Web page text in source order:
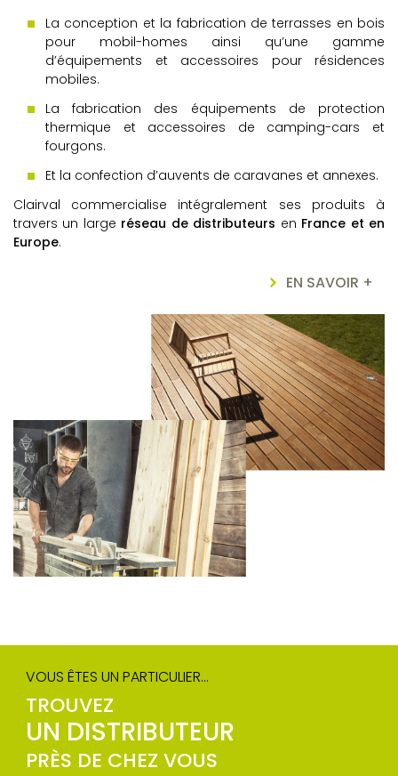
La conception et la fabrication de terrasses en bois
pour mobil-homes ainsi qu’une gamme
d’équipements et accessoires pour résidences
mobiles.
La fabrication des équipements de protection
thermique et accessoires de camping-cars et
fourgons.
Et la confection d’auvents de caravanes et annexes.
Clairval commercialise intégralement ses produits à
travers un large réseau de distributeurs en France et en
Europe.
EN SAVOIR +
VOUS ÊTES UN PARTICULIER...
TROUVEZ
UN DISTRIBUTEUR
PRÈS DE CHEZ VOUS